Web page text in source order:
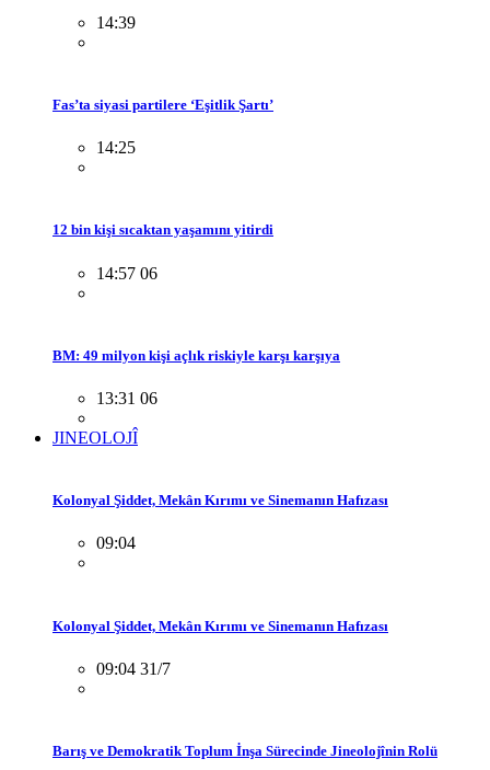
14:39
Fas’ta siyasi partilere ‘Eşitlik Şartı’
14:25
12 bin kişi sıcaktan yaşamını yitirdi
14:57 06
BM: 49 milyon kişi açlık riskiyle karşı karşıya
13:31 06
JINEOLOJÎ
Kolonyal Şiddet, Mekân Kırımı ve Sinemanın Hafızası
09:04
Kolonyal Şiddet, Mekân Kırımı ve Sinemanın Hafızası
09:04 31/7
Barış ve Demokratik Toplum İnşa Sürecinde Jineolojînin Rolü